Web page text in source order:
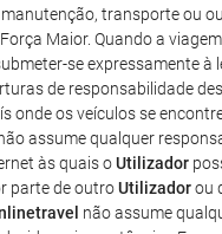
transporte ou
Maior. Quando a
se expressamente à
de responsabilidade
onde os veículos se
assume qualquer
às quais oUtilizador
parte de outroUtilizadorou
não assume